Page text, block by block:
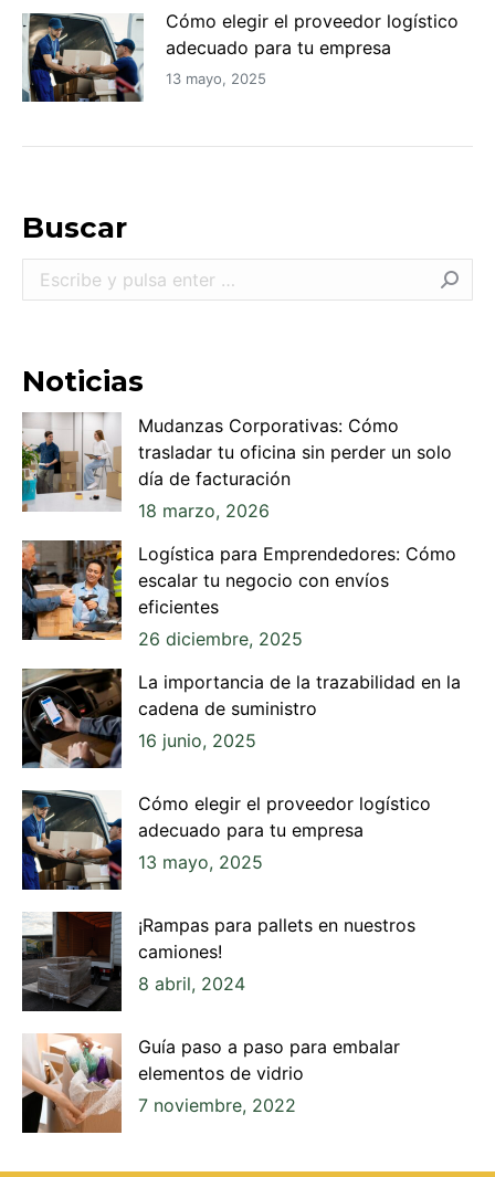
Cómo elegir el proveedor logístico
adecuado para tu empresa
13 mayo, 2025
Buscar
Buscar:
Noticias
Mudanzas Corporativas: Cómo
trasladar tu oficina sin perder un solo
día de facturación
18 marzo, 2026
Logística para Emprendedores: Cómo
escalar tu negocio con envíos
eficientes
26 diciembre, 2025
La importancia de la trazabilidad en la
cadena de suministro
16 junio, 2025
Cómo elegir el proveedor logístico
adecuado para tu empresa
13 mayo, 2025
¡Rampas para pallets en nuestros
camiones!
8 abril, 2024
Guía paso a paso para embalar
elementos de vidrio
7 noviembre, 2022